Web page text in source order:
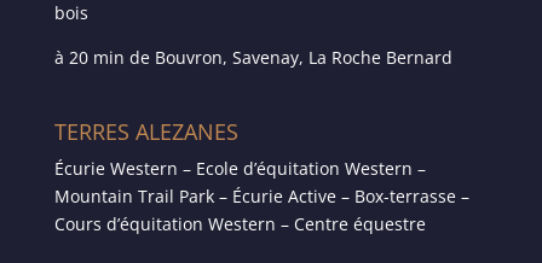
bois
à 20 min de Bouvron, Savenay, La Roche Bernard
TERRES ALEZANES
Écurie Western – Ecole d’équitation Western –
Mountain Trail Park – Écurie Active – Box-terrasse –
Cours d’équitation Western – Centre équestre